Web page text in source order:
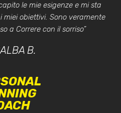
le mie esigenze e mi sta
obiettivi. Sono veramente
a Correre con il sorriso”
B.